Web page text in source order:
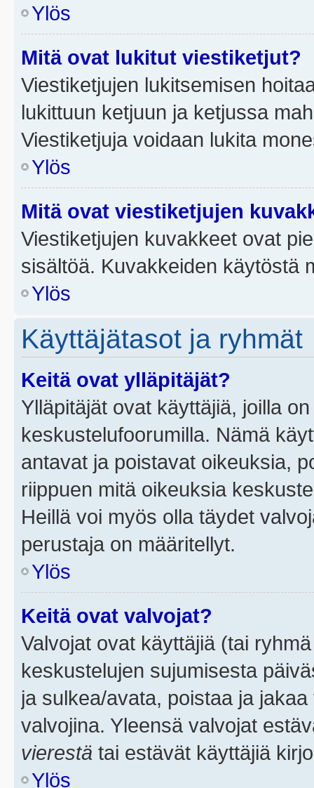
Ylös
Mitä ovat lukitut viestiketjut?
Viestiketjujen lukitsemisen
lukittuun ketjuun ja ketjussa
Viestiketjuja voidaan lukita
Ylös
Mitä ovat viestiketjujen
Viestiketjujen kuvakkeet ovat
sisältöä. Kuvakkeiden käytöstä
Ylös
Käyttäjätasot ja ryhmät
Keitä ovat ylläpitäjät?
Ylläpitäjät ovat käyttäjiä, joilla
keskustelufoorumilla. Nämä
antavat ja poistavat oikeuksia,
riippuen mitä oikeuksia
Heillä voi myös olla täydet
perustaja on määritellyt.
Ylös
Keitä ovat valvojat?
Valvojat ovat käyttäjiä (tai
keskustelujen sujumisesta
ja sulkea/avata, poistaa ja
valvojina. Yleensä valvojat
vierestä tai estävät käyttäjiä
Ylös